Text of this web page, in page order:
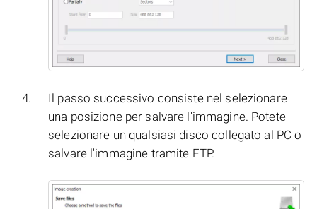
Il passo successivo consiste nel selezionare
una posizione per salvare l'immagine. Potete
selezionare un qualsiasi disco collegato al PC o
salvare l'immagine tramite FTP.